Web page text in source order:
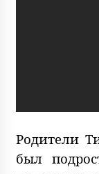
Родители
был